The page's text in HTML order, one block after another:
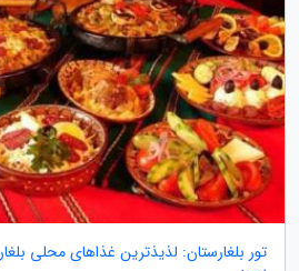
تور بلغارستان: لذیذترین غذاهای محلی